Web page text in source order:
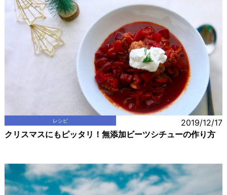
レシピ 2019/12/17
クリスマスにもピッタリ！無添加ビーツシチューの作り方